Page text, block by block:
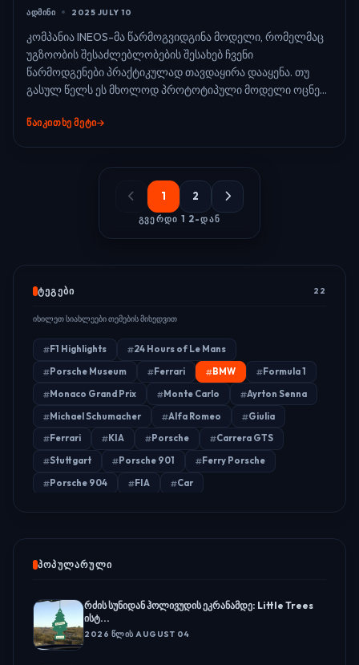
ᲐᲓᲛᲘᲜᲘ 2025 JULY 10
კომპანია INEOS-მა წარმოგვიდგინა მოდელი, რომელმაც
უგზოობის შესაძლებლობების შესახებ ჩვენი
წარმოდგენები პრაქტიკულად თავდაყირა დააყენა. თუ
გასულ წელს ეს მხოლოდ პროტოტიპული მოდელი ოცნე...
ᲬᲐᲘᲙᲘᲗᲮᲔ ᲛᲔᲢᲘ
1 2
ᲒᲕᲔᲠᲓᲘ 1 2-ᲓᲐᲜ
ᲢᲔᲒᲔᲑᲘ 22
იხილეთ სიახლეები თემების მიხედვით
F1 Highlights
24 Hours of Le Mans
Porsche Museum
Ferrari BMW
Formula 1
Monaco Grand Prix
Monte Carlo
Ayrton Senna
Michael Schumacher
Alfa Romeo
Giulia
Ferrari
KIA Porsche
Carrera GTS
Stuttgart
Porsche 901
Ferry Porsche
Porsche 904
FIA Car
ᲞᲝᲞᲣᲚᲐᲠᲣᲚᲘ
რძის სუნიდან ჰოლივუდის ეკრანამდე: Little Trees
ისტ...
2026 ᲬᲚᲘᲡ AUGUST 04